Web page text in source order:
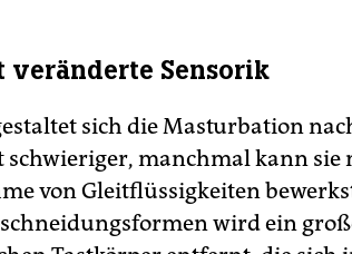
veränderte Sensorik
sich die Masturbation
schwieriger, manchmal kann
von Gleitflüssigkeiten
wird ein